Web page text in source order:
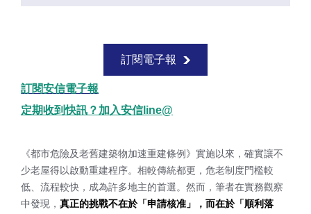
訂閱電子報
訂閱安信電子報
定期收到快訊？加入安信line@
《都市危險及老舊建築物加速重建條例》實施以來，確實讓不
少老屋得以啟動重建程序。相較傳統都更，危老制度門檻較
低、流程較快，成為許多地主的首選。然而，筆者在實務觀察
中發現， 真正的挑戰不在於「申請核准」，而在於「順利落